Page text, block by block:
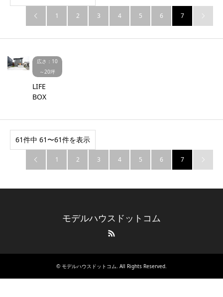
 1 2 3 4 5 6 7 
広さ：10
～20坪
LIFE
BOX
61件中 61〜61件を表示
 1 2 3 4 5 6 7 
モデルハウスドットコム
© モデルハウスドットコム. All Rights Reserved.